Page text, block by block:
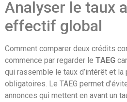
Analyser le taux
effectif global
Comment comparer deux crédits
commence par regarder le TAEG
qui rassemble le taux d’intérêt et
obligatoires. Le TAEG permet
annonces qui mettent en avant un